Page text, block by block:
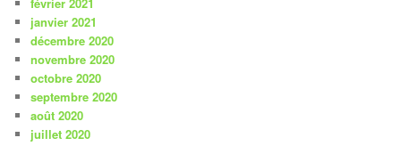
janvier 2021
décembre 2020
novembre 2020
octobre 2020
septembre 2020
août 2020
juillet 2020